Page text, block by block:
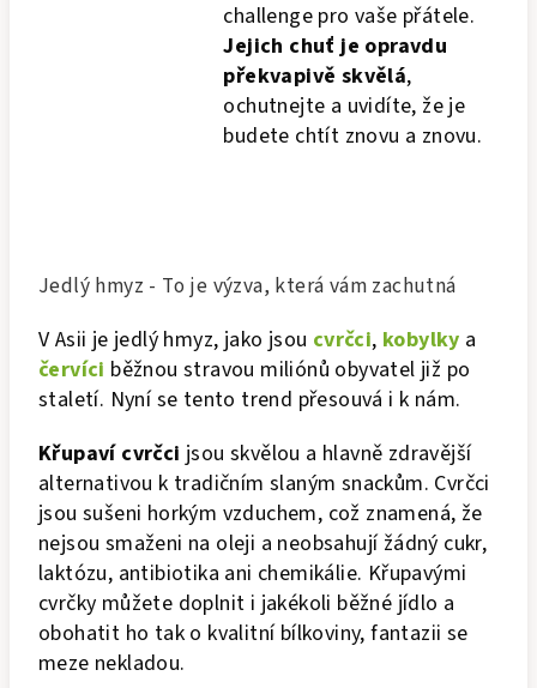
challenge pro vaše přátele.
Jejich chuť je opravdu
překvapivě skvělá,
ochutnejte a uvidíte, že je
budete chtít znovu a znovu.
Jedlý hmyz - To je výzva, která vám zachutná
V Asii je jedlý hmyz, jako jsou cvrčci, kobylky a
červíci běžnou stravou miliónů obyvatel již po
staletí. Nyní se tento trend přesouvá i k nám.
Křupaví cvrčci jsou skvělou a hlavně zdravější
alternativou k tradičním slaným snackům. Cvrčci
jsou sušeni horkým vzduchem, což znamená, že
nejsou smaženi na oleji a neobsahují žádný cukr,
laktózu, antibiotika ani chemikálie. Křupavými
cvrčky můžete doplnit i jakékoli běžné jídlo a
obohatit ho tak o kvalitní bílkoviny, fantazii se
meze nekladou.